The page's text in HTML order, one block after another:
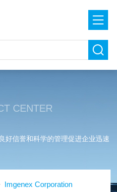
CENTER
好信誉和科学的管理促进企业迅速
Imgenex Corporation